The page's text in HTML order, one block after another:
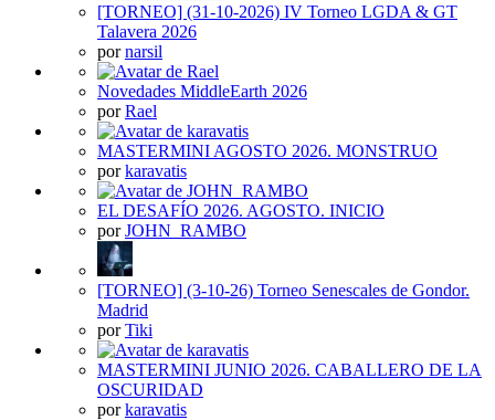
[TORNEO] (31-10-2026) IV Torneo LGDA & GT
Talavera 2026
pornarsil
Novedades MiddleEarth 2026
porRael
MASTERMINI AGOSTO 2026. MONSTRUO
porkaravatis
EL DESAFÍO 2026. AGOSTO. INICIO
porJOHN_RAMBO
[TORNEO] (3-10-26) Torneo Senescales de Gondor.
Madrid
porTiki
MASTERMINI JUNIO 2026. CABALLERO DE LA
OSCURIDAD
porkaravatis